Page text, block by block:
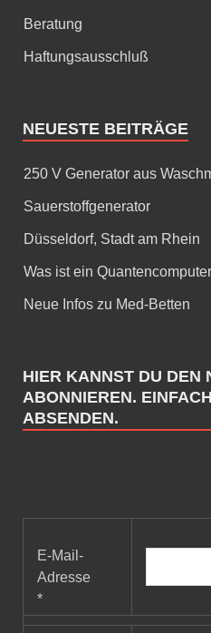
Beratung
Haftungsausschluß
NEUESTE BEITRÄGE
250 V Generator aus
Sauerstoffgenerator
Düsseldorf, Stadt am Rhein
Was ist ein Quantencomputer
Neue Infos zu Med-Betten
HIER KANNST DU DEN
ABONNIEREN.
ABSENDEN.
E-Mail-
Adresse
*